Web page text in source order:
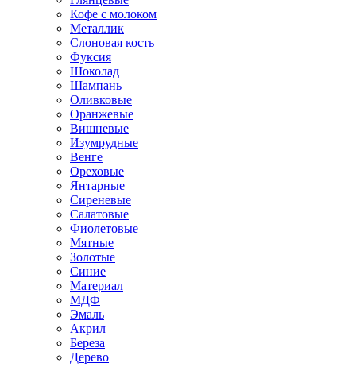
Кофе с молоком
Металлик
Слоновая кость
Фуксия
Шоколад
Шампань
Оливковые
Оранжевые
Вишневые
Изумрудные
Венге
Ореховые
Янтарные
Сиреневые
Салатовые
Фиолетовые
Мятные
Золотые
Синие
Материал
МДФ
Эмаль
Акрил
Береза
Дерево